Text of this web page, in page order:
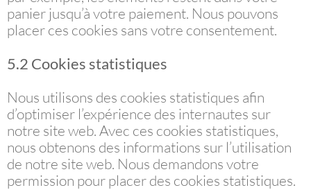
panier jusqu’à votre paiement. Nous pouvons
placer ces cookies sans votre consentement.
5.2 Cookies statistiques
Nous utilisons des cookies statistiques afin
d’optimiser l’expérience des internautes sur
notre site web. Avec ces cookies statistiques,
nous obtenons des informations sur l’utilisation
de notre site web. Nous demandons votre
permission pour placer des cookies statistiques.